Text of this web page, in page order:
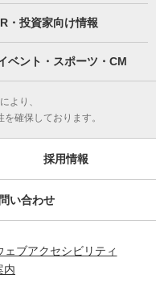
・投資家向け情報
ベント・スポーツ・CM
より、
確保しております。
採用情報
い合わせ
ェブアクセシビリティ
内